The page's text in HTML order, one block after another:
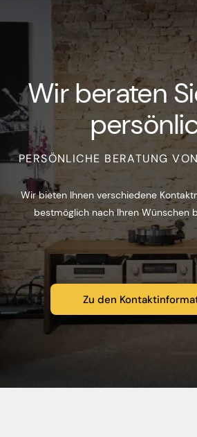
Wir beraten
PERSÖNLICHE BERATUNG
Wir bieten Ihnen verschiedene
bestmöglich nach Ihren Wünschen
Zu den